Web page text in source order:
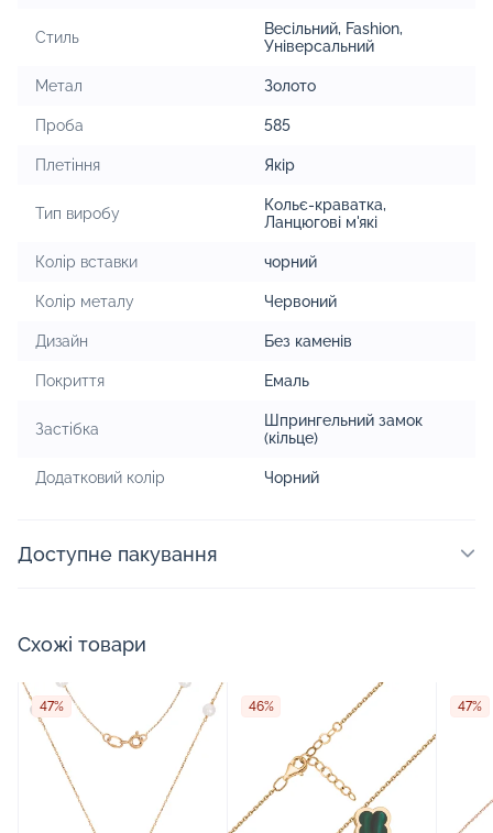
Стиль Весільний, Fashion,
Універсальний
Метал Золото
Проба 585
Плетіння Якір
Тип виробу Кольє-краватка,
Ланцюгові м'які
Колір вставки чорний
Колір металу Червоний
Дизайн Без каменів
Покриття Емаль
Застібка
Шпрингельний замок
(кільце)
Додатковий колір Чорний
Доступне пакування
Схожі товари
47% 46% 47%